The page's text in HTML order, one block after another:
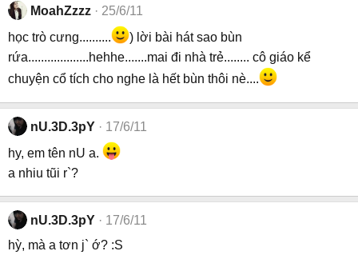
MoahZzzz
25/6/11
học trò cưng..........
) lời bài hát sao bùn
rứa...................hehhe.......mai đi nhà trẻ........ cô giáo kể
chuyện cổ tích cho nghe là hết bùn thôi nè....
nU.3D.3pY
17/6/11
hy, em tên nU a.
a nhiu tũi r`?
nU.3D.3pY
17/6/11
hỳ, mà a tơn j` ớ? :S